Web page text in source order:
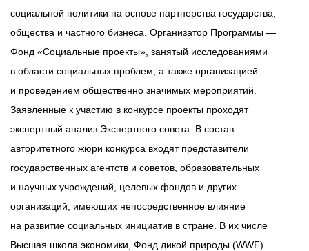
социальной политики на основе партнерства государства,
общества и частного бизнеса. Организатор Программы —
Фонд «Социальные проекты», занятый исследованиями
в области социальных проблем, а также организацией
и проведением общественно значимых мероприятий.
Заявленные к участию в конкурсе проекты проходят
экспертный анализ Экспертного совета. В состав
авторитетного жюри конкурса входят представители
государственных агентств и советов, образовательных
и научных учреждений, целевых фондов и других
организаций, имеющих непосредственное влияние
на развитие социальных инициатив в стране. В их числе
Высшая школа экономики, Фонд дикой природы (WWF)